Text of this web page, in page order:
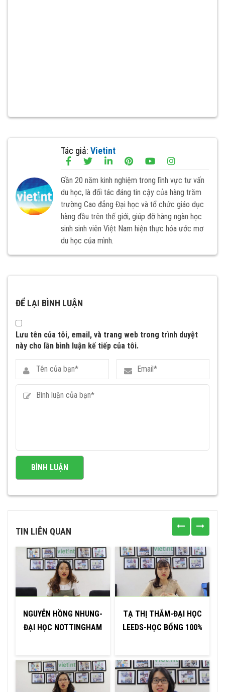
Tác giả: Vietint
Gần 20 năm kinh nghiệm trong lĩnh vực tư vấn
du học, là đối tác đáng tin cậy của hàng trăm
trường Cao đẳng Đại học và tổ chức giáo dục
hàng đầu trên thế giới, giúp đỡ hàng ngàn học
sinh sinh viên Việt Nam hiện thực hóa ước mơ
du học của mình.
ĐỂ LẠI BÌNH LUẬN
Lưu tên của tôi, email, và trang web trong trình duyệt
này cho lần bình luận kế tiếp của tôi.
TIN LIÊN QUAN
NGUYỄN HỒNG NHUNG-
ĐẠI HỌC NOTTINGHAM
TẠ THỊ THẮM-ĐẠI HỌC
LEEDS-HỌC BỔNG 100%